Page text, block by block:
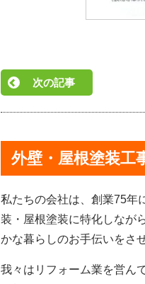
次の記事
外壁・屋根塗装工
私たちの会社は、創業75年
装・屋根塗装に特化しなが
かな暮らしのお手伝いをさ
我々はリフォーム業を営ん